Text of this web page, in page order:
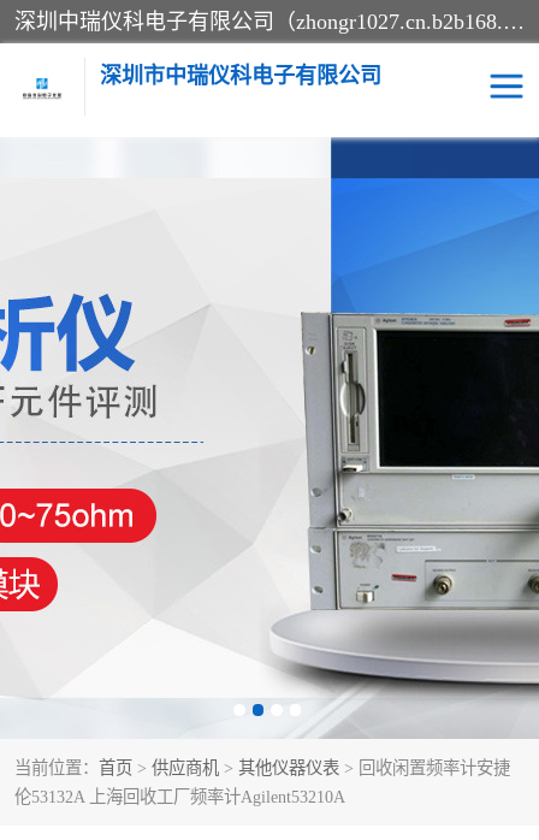
深圳中瑞仪科电子有限公司（zhongr1027.cn.b2b168.com）主要从事回收二手仪器，工厂仪器，回收示波器，KeysightE4980A，FLUKE754，MT8852B，IFR3920，Agilent N4010A，MT8852B等业务，全国统一热线：13570873835。深圳中瑞仪科电子有限公司整批或单出，专业评估高价回收工厂闲置仪器。
深圳市中瑞仪科电子有限公司
当前位置： 首页 > 供应商机 > 其他仪器仪表 > 回收闲置频率计安捷
伦53132A 上海回收工厂频率计Agilent53210A
电阻-功率计 频谱分析仪
万用表 综合测试仪
蓝牙测试仪 网络分析仪
过程校验仪 电桥测试仪
泰克示波器 电池测试仪
函数信号发生器
校准件
阻抗分析仪
音频分析仪 耦合板